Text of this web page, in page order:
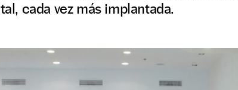
cada vez más implantada.